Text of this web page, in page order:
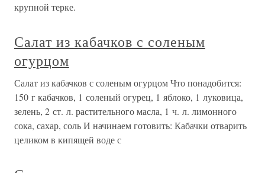
крупной терке.
Салат из кабачков с соленым
огурцом
Салат из кабачков с соленым огурцом Что понадобится:
150 г кабачков, 1 соленый огурец, 1 яблоко, 1 луковица,
зелень, 2 ст. л. растительного масла, 1 ч. л. лимонного
сока, сахар, соль И начинаем готовить: Кабачки отварить
целиком в кипящей воде с